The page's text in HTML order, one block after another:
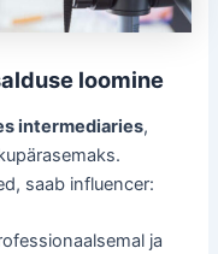
loomine
intermediaries,
saab influencer:
ja